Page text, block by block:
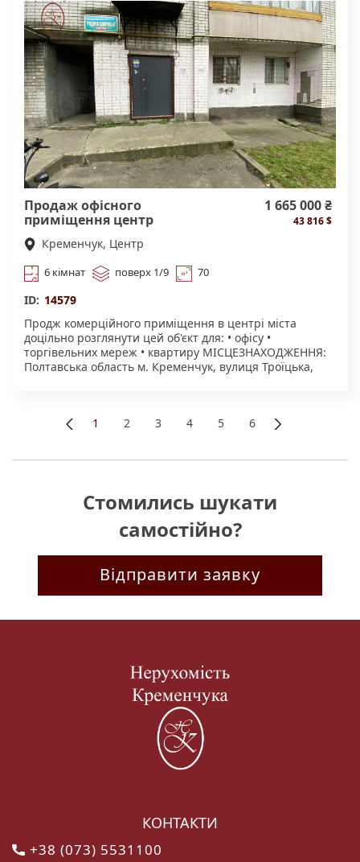
чотирьохповерхова • розміри: 18 × 37 м
Електропостачання: Підведена електроенергія
потужністю 20 квт. Можливе збільшення потужності
Земельна ділянка: • Площа — 6 006 м² • Земля
перебуває в оренді. • Розташування в промисловій
зоні. • Зручний під’їзд, територія придатна для
подальшої забудови та організації виробничих площ.
Стан об’єктів: Стан — як на фото; будівлі готові до
подальших будівельних робіт та адаптації під потреби
нового власника. Перегляд за попередьою
домовленістю. Пропозиція від АН.
Продаж офісного
приміщення центр
1 665 000 ₴
43 816 $
Кременчук, Центр
6 кімнат поверх 1/9 70
ID: 14579
Продж комерційного приміщення в центрі міста
доцільно розглянути цей об'єкт для: • офісу •
торгівельних мереж • квартиру МІСЦЕЗНАХОДЖЕННЯ:
Полтавська область м. Кременчук, вулиця Троїцька,
громадського транспорту, установи та офіси,
автомобілів ЦІНА: 1665000 гривень або 37800 $ (540 $
за м2) Додатково комісія агенства нерухомості.
1 2 3 4 5 6
Стомились шукати
самостійно?
Відправити заявку
КОНТАКТИ
+38 (073) 5531100